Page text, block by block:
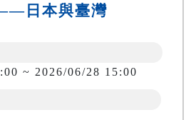
日本與臺灣
~ 2026/06/28 15:00